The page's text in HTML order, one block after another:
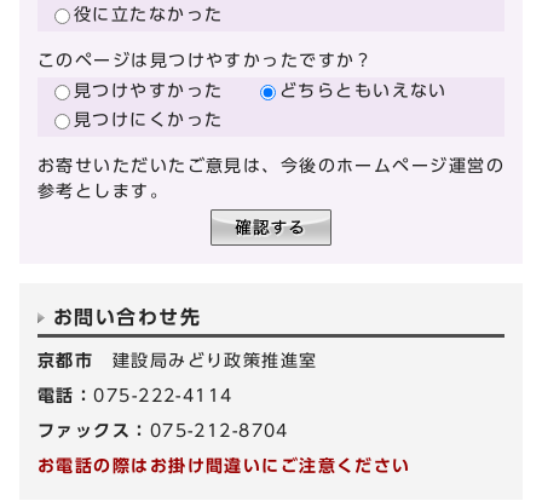
役に立たなかった
このページは見つけやすかったですか？
見つけやすかった
どちらともいえない
見つけにくかった
お寄せいただいたご意見は、今後のホームページ運営の
参考とします。
お問い合わせ先
京都市 建設局みどり政策推進室
電話：075-222-4114
ファックス： 075-212-8704
お電話の際はお掛け間違いにご注意ください